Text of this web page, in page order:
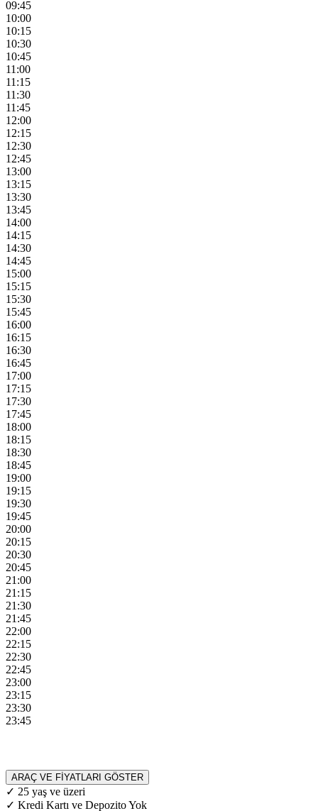
09:45
10:00
10:15
10:30
10:45
11:00
11:15
11:30
11:45
12:00
12:15
12:30
12:45
13:00
13:15
13:30
13:45
14:00
14:15
14:30
14:45
15:00
15:15
15:30
15:45
16:00
16:15
16:30
16:45
17:00
17:15
17:30
17:45
18:00
18:15
18:30
18:45
19:00
19:15
19:30
19:45
20:00
20:15
20:30
20:45
21:00
21:15
21:30
21:45
22:00
22:15
22:30
22:45
23:00
23:15
23:30
23:45
ARAÇ VE FİYATLARI GÖSTER
✓ 25 yaş ve üzeri
✓ Kredi Kartı ve Depozito Yok